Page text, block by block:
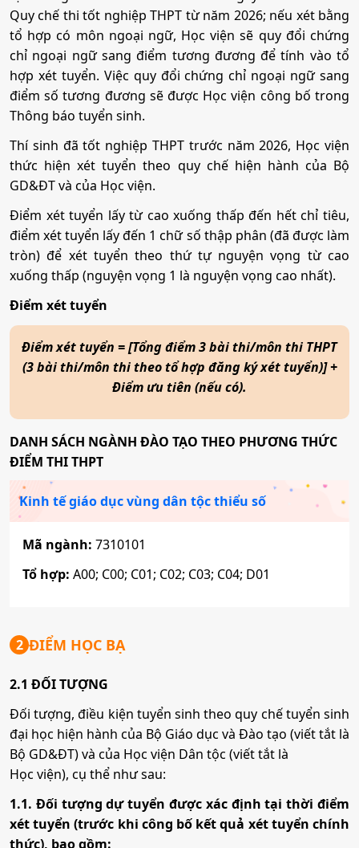
Quy chế thi tốt nghiệp THPT từ năm 2026; nếu xét bằng
tổ hợp có môn ngoại ngữ, Học viện sẽ quy đổi chứng
chỉ ngoại ngữ sang điểm tương đương để tính vào tổ
hợp xét tuyển. Việc quy đổi chứng chỉ ngoại ngữ sang
điểm số tương đương sẽ được Học viện công bố trong
Thông báo tuyển sinh.
Thí sinh đã tốt nghiệp THPT trước năm 2026, Học viện
thức hiện xét tuyển theo quy chế hiện hành của Bộ
GD&ĐT và của Học viện.
Điểm xét tuyển lấy từ cao xuống thấp đến hết chỉ tiêu,
điểm xét tuyển lấy đến 1 chữ số thập phân (đã được làm
tròn) để xét tuyển theo thứ tự nguyện vọng từ cao
xuống thấp (nguyện vọng 1 là nguyện vọng cao nhất).
Điểm xét tuyển
Điểm xét tuyển = [Tổng điểm 3 bài thi/môn thi THPT
(3 bài thi/môn thi theo tổ hợp đăng ký xét tuyển)] +
Điểm ưu tiên (nếu có).
DANH SÁCH NGÀNH ĐÀO TẠO THEO PHƯƠNG THỨC
ĐIỂM THI THPT
Kinh tế giáo dục vùng dân tộc thiểu số
Mã ngành: 7310101
Tổ hợp: A00; C00; C01; C02; C03; C04; D01
2 ĐIỂM HỌC BẠ
2.1 ĐỐI TƯỢNG
Đối tượng, điều kiện tuyển sinh theo quy chế tuyển sinh
đại học hiện hành của Bộ Giáo dục và Đào tạo (viết tắt là
Bộ GD&ĐT) và của Học viện Dân tộc (viết tắt là
Học viện), cụ thể như sau:
1.1. Đối tượng dự tuyển được xác định tại thời điểm
xét tuyển (trước khi công bố kết quả xét tuyển chính
thức), bao gồm: